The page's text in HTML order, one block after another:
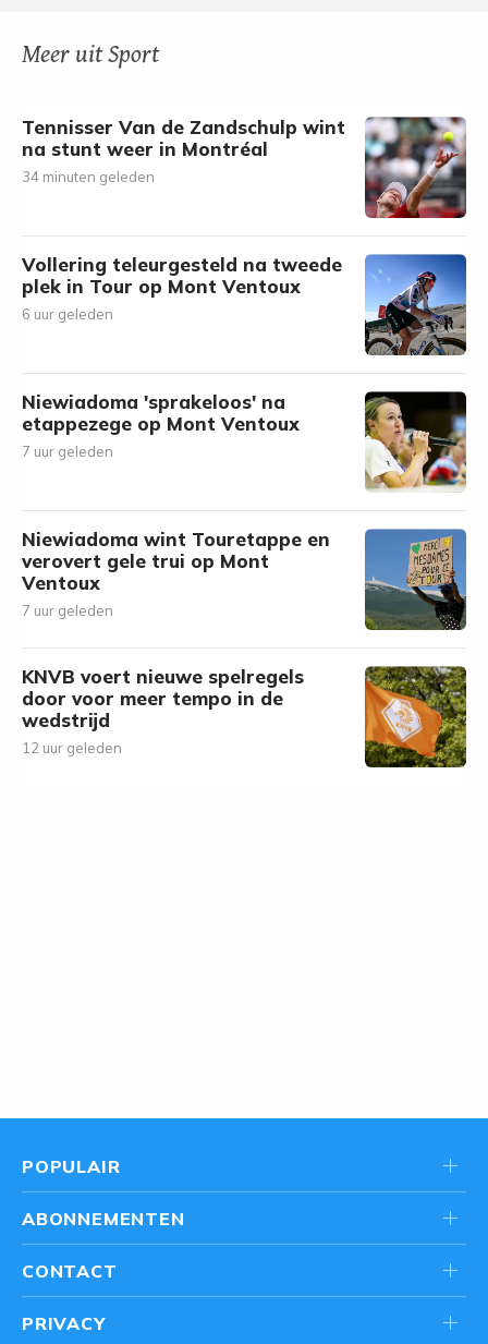
Meer uit Sport
Tennisser Van de Zandschulp wint
na stunt weer in Montréal
34 minuten geleden
Vollering teleurgesteld na tweede
plek in Tour op Mont Ventoux
6 uur geleden
Niewiadoma 'sprakeloos' na
etappezege op Mont Ventoux
7 uur geleden
Niewiadoma wint Touretappe en
verovert gele trui op Mont
Ventoux
7 uur geleden
KNVB voert nieuwe spelregels
door voor meer tempo in de
wedstrijd
12 uur geleden
POPULAIR
ABONNEMENTEN
CONTACT
PRIVACY